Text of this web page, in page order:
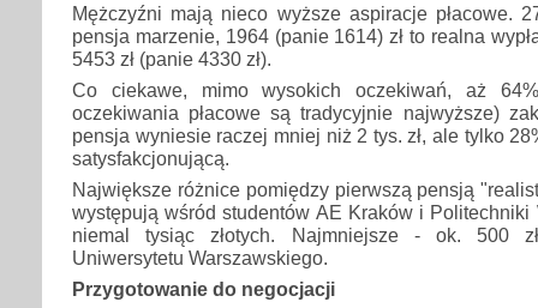
Mężczyźni mają nieco wyższe aspiracje płacowe.
pensja marzenie, 1964 (panie 1614) zł to realna
5453 zł (panie 4330 zł).
Co ciekawe, mimo wysokich oczekiwań, aż
oczekiwania płacowe są tradycyjnie najwyższe)
pensja wyniesie raczej mniej niż 2 tys. zł, ale tylko
satysfakcjonującą.
Największe różnice pomiędzy pierwszą pensją
występują wśród studentów AE Kraków i Politechniki
niemal tysiąc złotych. Najmniejsze - ok. 500
Uniwersytetu Warszawskiego.
Przygotowanie do negocjacji